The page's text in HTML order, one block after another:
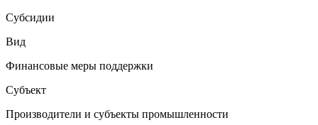
Субсидии
Вид
Финансовые меры поддержки
Субъект
Производители и субъекты промышленности